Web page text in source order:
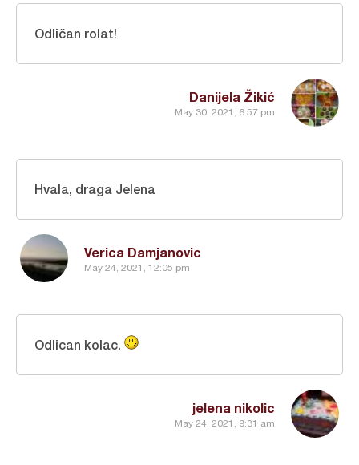
Danijela Žikić
May 30, 2021, 6:57 pm
Odličan rolat!
Verica Damjanovic
May 24, 2021, 12:05 pm
Hvala, draga Jelena
jelena nikolic
May 24, 2021, 9:31 am
Odlican kolac.